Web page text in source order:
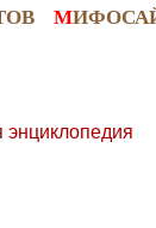
М
энциклопедия